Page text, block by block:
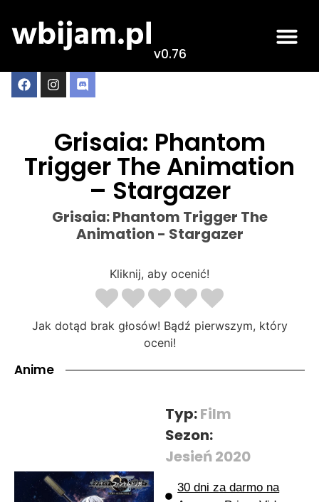
v0.76
Grisaia: Phantom
Trigger The Animation
– Stargazer
Grisaia: Phantom Trigger The
Animation - Stargazer
Kliknij, aby ocenić!
Jak dotąd brak głosów! Bądź pierwszym, który
oceni!
Anime
Typ:Film
Sezon:
Jesień 2020
30 dni za darmo na